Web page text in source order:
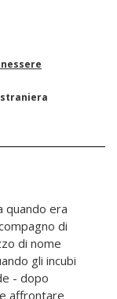
quando era
di
di nome
gli incubi
- dopo
affrontare